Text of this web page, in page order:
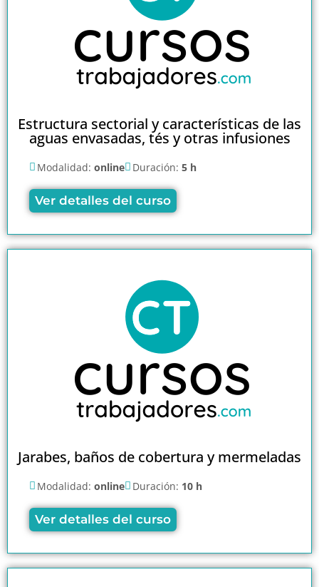
Estructura sectorial y características de las
aguas envasadas, tés y otras infusiones
Modalidad: online Duración: 5 h
Ver detalles del curso
Jarabes, baños de cobertura y mermeladas
Modalidad: online Duración: 10 h
Ver detalles del curso